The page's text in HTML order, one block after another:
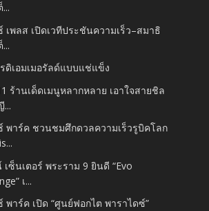
เพลส เปิดเวทีประชันความเร็ว–สมาธิ
ดิเอมเมอรัลด์แบบแช่แข็ง
ร้านเด็ดเมนูหลากหลาย เอาใจสายชิล
พาร์ค ชวนชมศึกดวลความเร็วรูบิคโลก
เซ็นเตอร์ พระราม 9 ยินดี “Evo
เ...
พาร์ค เปิด “ศูนย์ฟอกไต พาราไดซ์”